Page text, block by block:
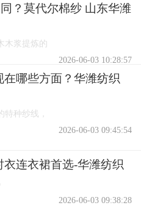
？莫代尔棉纱 山东华潍
木浆提炼的
2026-06-03 10:28:57
哪些方面？华潍纺织
特种纱线，
2026-06-03 09:45:54
连衣裙首选-华潍纺织
2026-06-03 09:38:28